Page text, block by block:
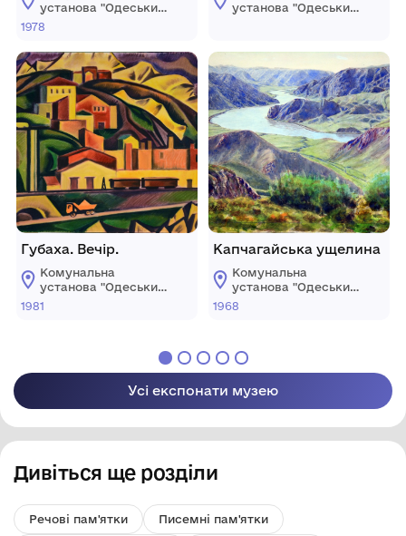
установа "Одеський
національний
1978
Губаха. Вечір.
Комунальна
установа "Одеський
національний
1981
установа "Одеський
Капчагайська ущелина
Комунальна
установа "Одеський
національний
1968
Усі експонати музею
Дивіться ще розділи
Речові пам'ятки Писемні пам'ятки